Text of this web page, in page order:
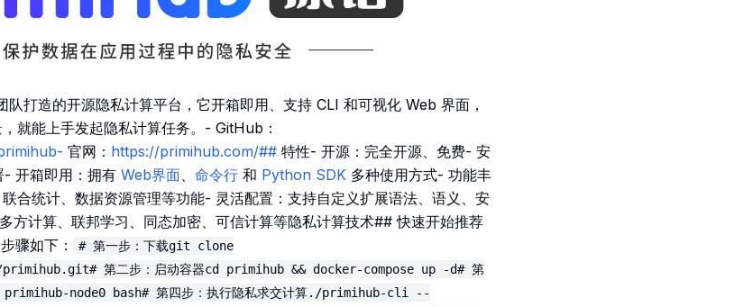
打造的开源隐私计算平台，它开箱即用、支持 CLI 和可视化 Web 界面，
就能上手发起隐私计算任务。- GitHub：
官网： https://primihub.com/## 特性- 开源：完全开源、免费- 安
开箱即用：拥有 Web界面 命令行 和 Python SDK 多种使用方式- 功能丰
合统计、数据资源管理等功能- 灵活配置：支持自定义扩展语法、语义、安
方计算、联邦学习、同态加密、可信计算等隐私计算技术## 快速开始推荐
骤如下：
# 第一步：下载git clone
第二步：启动容器cd primihub && docker-compose up -d# 第
node0 bash# 第四步：执行隐私求交计算./primihub-cli --